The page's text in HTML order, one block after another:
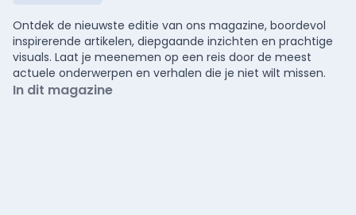
Ontdek de nieuwste editie van ons magazine, boordevol
inspirerende artikelen, diepgaande inzichten en prachtige
visuals. Laat je meenemen op een reis door de meest
actuele onderwerpen en verhalen die je niet wilt missen.
In dit magazine